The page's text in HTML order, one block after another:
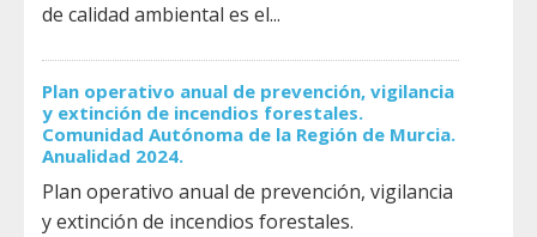
de calidad ambiental es el...
Plan operativo anual de prevención, vigilancia
y extinción de incendios forestales.
Comunidad Autónoma de la Región de Murcia.
Anualidad 2024.
Plan operativo anual de prevención, vigilancia
y extinción de incendios forestales.